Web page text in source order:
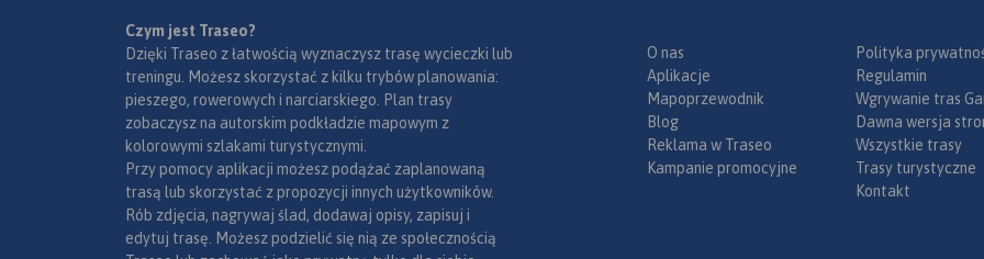
Czym jest Traseo?
Dzięki Traseo z łatwością wyznaczysz trasę wycieczki lub
treningu. Możesz skorzystać z kilku trybów planowania:
pieszego, rowerowych i narciarskiego. Plan trasy
zobaczysz na autorskim podkładzie mapowym z
kolorowymi szlakami turystycznymi.
Przy pomocy aplikacji możesz podążać zaplanowaną
trasą lub skorzystać z propozycji innych użytkowników.
Rób zdjęcia, nagrywaj ślad, dodawaj opisy, zapisuj i
edytuj trasę. Możesz podzielić się nią ze społecznością
O nas
Aplikacje
Mapoprzewodnik
Blog
Reklama w Traseo
Kampanie promocyjne
Polityka
Regulamin
Wgrywanie tras
Dawna wersja
Wszystkie trasy
Trasy turystyczne
Kontakt